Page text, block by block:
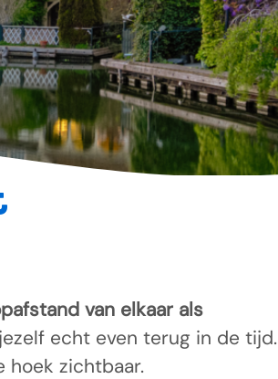
van elkaar als
echt even terug in de tijd.
hoek zichtbaar.